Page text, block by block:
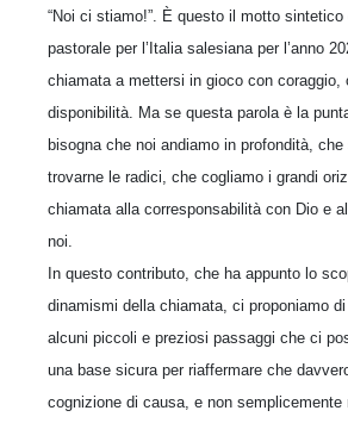
“Noi ci stiamo!”. È questo il motto sintetico
pastorale per l’Italia salesiana per l’anno
chiamata a mettersi in gioco con coraggio,
disponibilità. Ma se questa parola è la
bisogna che noi andiamo in profondità,
trovarne le radici, che cogliamo i grandi
chiamata alla corresponsabilità con Dio e
noi.
In questo contributo, che ha appunto lo
dinamismi della chiamata, ci proponiamo
alcuni piccoli e preziosi passaggi che ci
una base sicura per riaffermare che
cognizione di causa, e non semplicemente